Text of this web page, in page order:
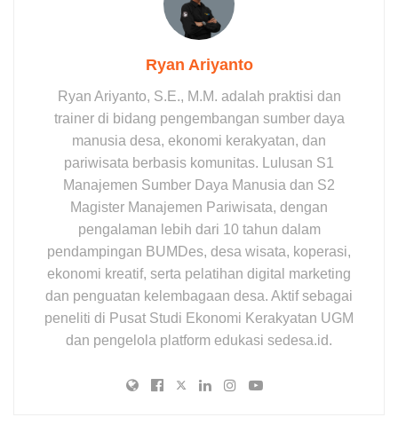
Ryan Ariyanto
Ryan Ariyanto, S.E., M.M. adalah praktisi dan
trainer di bidang pengembangan sumber daya
manusia desa, ekonomi kerakyatan, dan
pariwisata berbasis komunitas. Lulusan S1
Manajemen Sumber Daya Manusia dan S2
Magister Manajemen Pariwisata, dengan
pengalaman lebih dari 10 tahun dalam
pendampingan BUMDes, desa wisata, koperasi,
ekonomi kreatif, serta pelatihan digital marketing
dan penguatan kelembagaan desa. Aktif sebagai
peneliti di Pusat Studi Ekonomi Kerakyatan UGM
dan pengelola platform edukasi sedesa.id.